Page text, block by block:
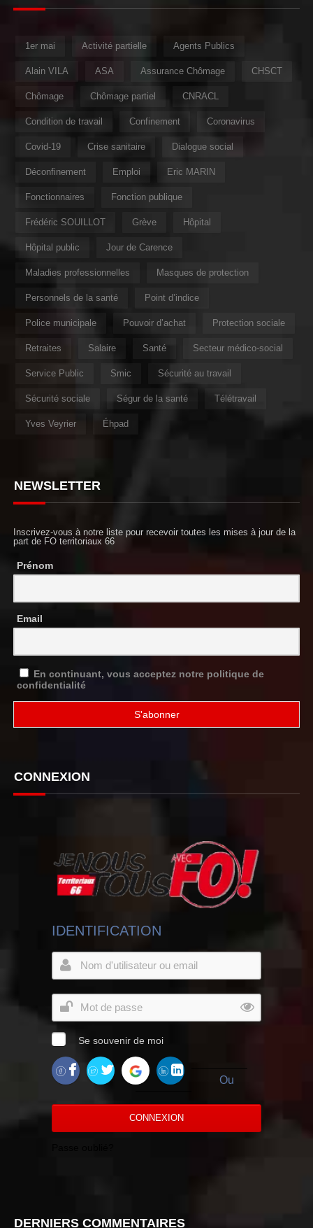
1er mai Activité partielle Agents Publics
Alain VILA ASA Assurance Chômage CHSCT
Chômage Chômage partiel CNRACL
Condition de travail Confinement Coronavirus
Covid-19 Crise sanitaire Dialogue social
Déconfinement Emploi Eric MARIN
Fonctionnaires Fonction publique
Frédéric SOUILLOT Grève Hôpital
Hôpital public Jour de Carence
Maladies professionnelles Masques de protection
Personnels de la santé Point d’indice
Police municipale Pouvoir d’achat Protection sociale
Retraites Salaire Santé Secteur médico-social
Service Public Smic Sécurité au travail
Sécurité sociale Ségur de la santé Télétravail
Yves Veyrier Éhpad
NEWSLETTER
Inscrivez-vous à notre liste pour recevoir toutes les mises à jour de la
part de FO territoriaux 66
Prénom
Email
En continuant, vous acceptez notre politique de
confidentialité
CONNEXION
IDENTIFICATION
Se souvenir de moi
Ou
CONNEXION
DERNIERS COMMENTAIRES